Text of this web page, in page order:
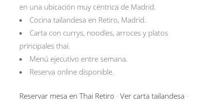
en una ubicación muy céntrica de Madrid.
Cocina tailandesa en Retiro, Madrid.
Carta con currys, noodles, arroces y platos
principales thai.
Menú ejecutivo entre semana.
Reserva online disponible.
Reservar mesa en Thai Retiro ·Ver carta tailandesa ·